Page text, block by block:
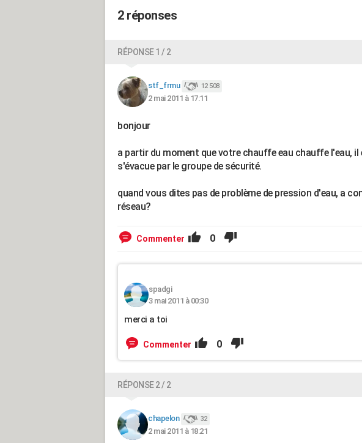
2 réponses
RÉPONSE 1 / 2
stf_frmu 12 508
2 mai 2011 à 17:11
bonjour
a partir du moment que votre chauffe eau chauffe l'eau, il
s'évacue par le groupe de sécurité.
quand vous dites pas de problème de pression d'eau, a
réseau?
Commenter 0
spadgi
3 mai 2011 à 00:30
merci a toi
Commenter 0
RÉPONSE 2 / 2
chapelon 32
2 mai 2011 à 18:21